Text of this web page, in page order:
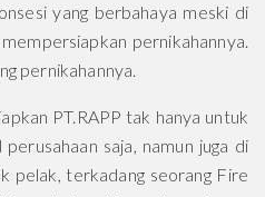
yang berbahaya meski di
pernikahannya.
pernikahannya.
PT.RAPP tak hanya untuk
saja, namun juga di
pelak, terkadang seorang Fire